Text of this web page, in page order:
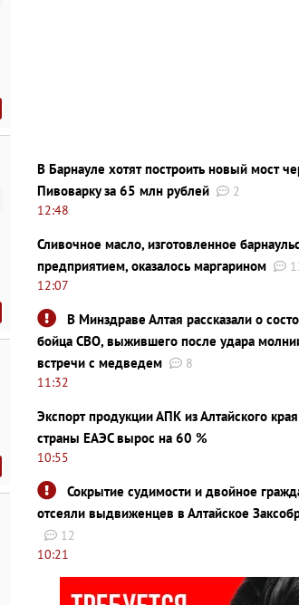
В Барнауле хотят построить новый мост
Пивоварку за 65 млн рублей
2
12:48
Сливочное масло, изготовленное
предприятием, оказалось маргарином
12:07
В Минздраве Алтая рассказали о
бойца СВО, выжившего после удара
встречи с медведем
8
11:32
Экспорт продукции АПК из Алтайского
страны ЕАЭС вырос на 60 %
10:55
Сокрытие судимости и двойное
отсеяли выдвиженцев в Алтайское
12
10:21